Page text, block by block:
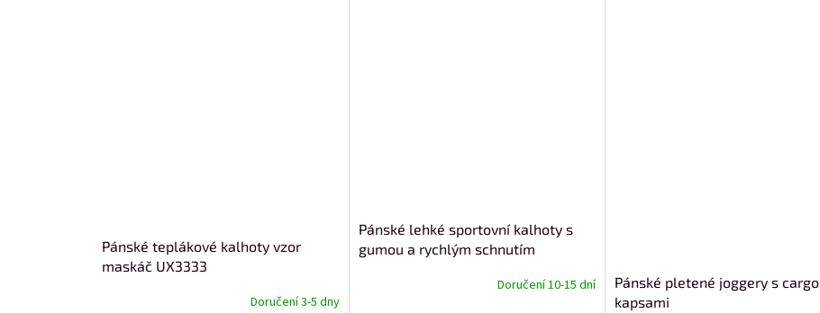
Pánské teplákové kalhoty vzor
maskáč UX3333
Doručení 3-5 dny
Pánské lehké sportovní kalhoty s
gumou a rychlým schnutím
Doručení 10-15 dní
Pánské pletené joggery s cargo
kapsami